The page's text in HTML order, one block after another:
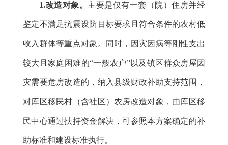
1.改造对象。 主要是仅有一套（院）住房并经
鉴定不满足抗震设防目标要求且符合条件的农村低
收入群体等重点对象。同时，因灾因病等刚性支出
较大且家庭困难的“一般农户”以及镇区群众房屋因
灾需要危房改造的，纳入县级财政补助支持范围，
对库区移民村 （含社区）农房改造对象，由库区移
民中心通过扶持资金解决，可参照本方案确定的补
助标准和建设标准执行。